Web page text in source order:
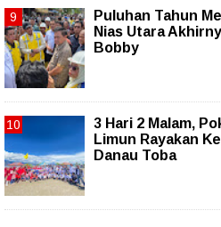
Puluhan Tahun
Nias Utara
Bobby
3 Hari 2 Malam,
Limun Rayakan
Danau Toba